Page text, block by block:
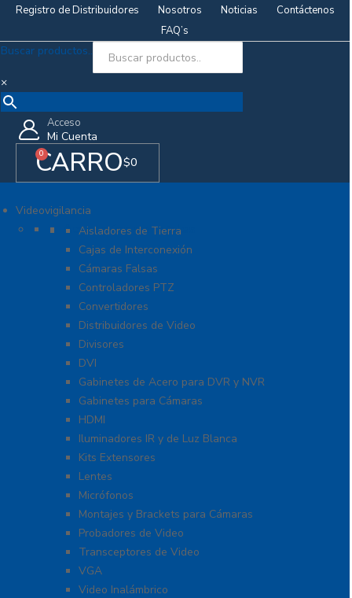
Registro de Distribuidores Nosotros Noticias
Contáctenos
FAQ’s
Buscar productos..
×
Acceso
Mi Cuenta
$0
0
CARRO
Videovigilancia
Accesorios generales
Aisladores de Tierra
Cajas de Interconexión
Cámaras Falsas
Controladores PTZ
Convertidores
Distribuidores de Video
Divisores
DVI
Gabinetes de Acero para DVR y NVR
Gabinetes para Cámaras
HDMI
Iluminadores IR y de Luz Blanca
Kits Extensores
Lentes
Micrófonos
Montajes y Brackets para Cámaras
Probadores de Video
Transceptores de Video
VGA
Video Inalámbrico